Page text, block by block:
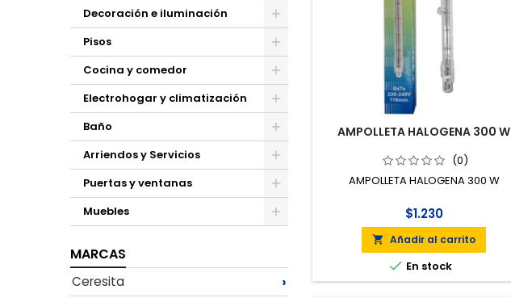
Decoración e iluminación
Pisos
Cocina y comedor
Electrohogar y climatización
Baño
Arriendos y Servicios
Toggle
Puertas y ventanas
Muebles
MARCAS
Ceresita ›
AMPOLLETA HALOGENA 300 W
(0)
AMPOLLETA HALOGENA 300 W
$1.230
 Añadir al carrito
 En stock